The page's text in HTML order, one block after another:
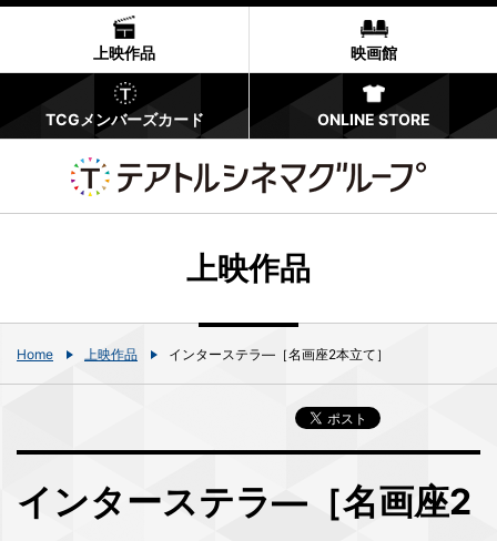
上映作品 映画館
TCGメンバーズカード ONLINE STORE
上映作品
Home 上映作品 インターステラ―［名画座2本立て］
インターステラ―［名画座2